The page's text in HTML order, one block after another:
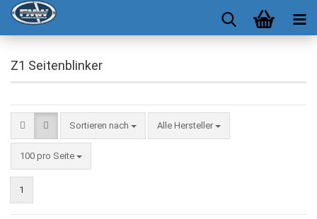
Z1 Seitenblinker
Sortieren nach Alle Hersteller
100 pro Seite
1